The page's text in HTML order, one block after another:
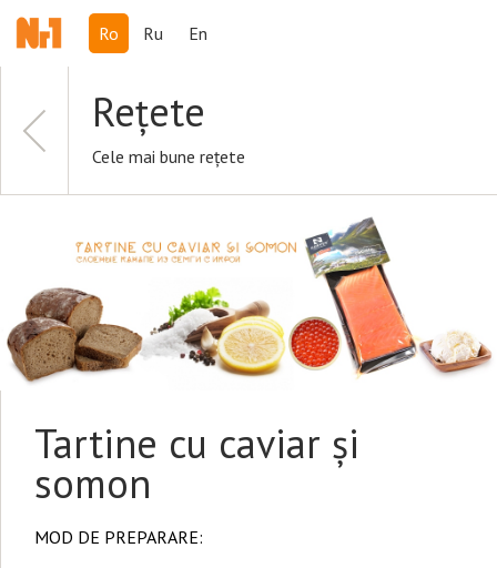
Ro Ru En
Rețete
Cele mai bune rețete
Tartine cu caviar și
somon
MOD DE PREPARARE: